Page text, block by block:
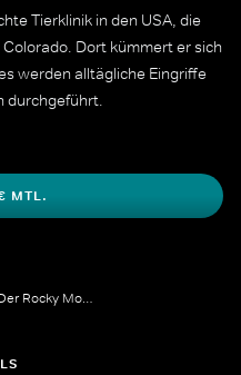
Tierklinik in den USA, die
Dort kümmert er sich
werden alltägliche Eingriffe
durchgeführt.
MTL.
Tierarzt Dr. Jeff - Der Rocky Mountain Doc